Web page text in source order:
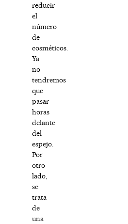
reducir
el
número
de
cosméticos.
Ya
no
tendremos
que
pasar
horas
delante
del
espejo.
Por
otro
lado,
se
trata
de
una